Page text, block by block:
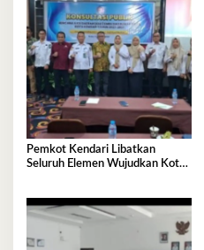
Pemkot Kendari Libatkan
Seluruh Elemen Wujudkan Kota